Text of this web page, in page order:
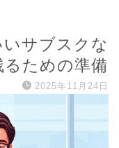
サブスクな
ための準備
2025年11月24日